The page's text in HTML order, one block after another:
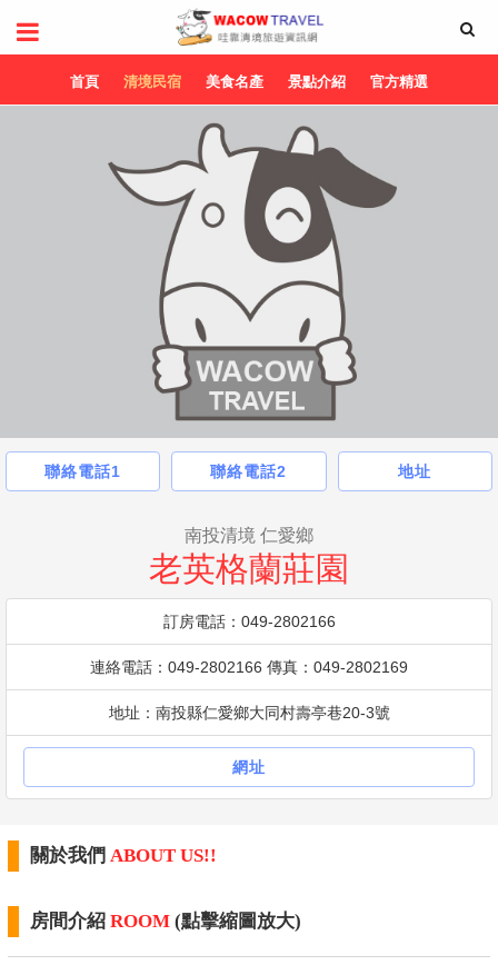
首頁 清境民宿 美食名產 景點介紹 官方精選
聯絡電話1 聯絡電話2 地址
南投清境 仁愛鄉
老英格蘭莊園
訂房電話：049-2802166
連絡電話：049-2802166 傳真：049-2802169
地址：南投縣仁愛鄉大同村壽亭巷20-3號
網址
關於我們 ABOUT US!!
房間介紹 ROOM (點擊縮圖放大)